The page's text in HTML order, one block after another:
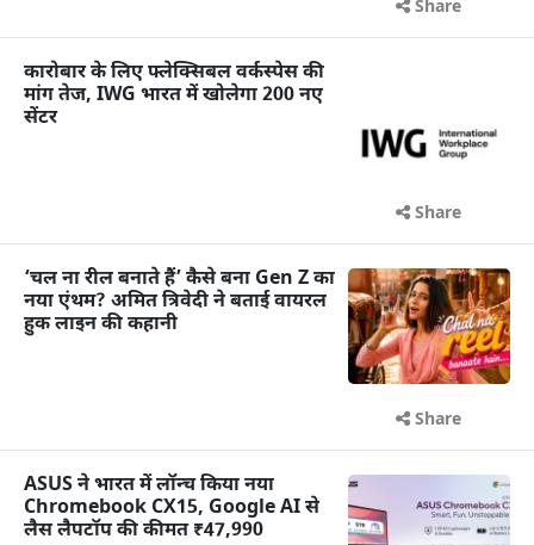
Share
कारोबार के लिए फ्लेक्सिबल वर्कस्पेस की
मांग तेज, IWG भारत में खोलेगा 200 नए
सेंटर
Share
‘चल ना रील बनाते हैं’ कैसे बना Gen Z का
नया एंथम? अमित त्रिवेदी ने बताई वायरल
हुक लाइन की कहानी
Share
ASUS ने भारत में लॉन्च किया नया
Chromebook CX15, Google AI से
लैस लैपटॉप की कीमत ₹47,990